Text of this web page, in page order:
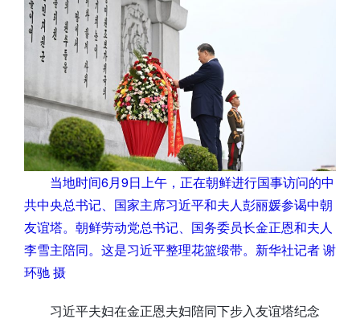
当地时间6月9日上午，正在朝鲜进行国事访问的中
共中央总书记、国家主席习近平和夫人彭丽媛参谒中朝
友谊塔。朝鲜劳动党总书记、国务委员长金正恩和夫人
李雪主陪同。这是习近平整理花篮缎带。新华社记者 谢
环驰 摄
习近平夫妇在金正恩夫妇陪同下步入友谊塔纪念